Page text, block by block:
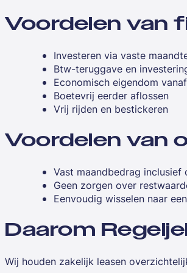
Voordelen van
Investeren via vaste
Btw-teruggave en
Economisch eigendom
Boetevrij eerder aflossen
Vrij rijden en bestickeren
Voordelen van
Vast maandbedrag inclusief
Geen zorgen over
Eenvoudig wisselen naar
Daarom
Wij houden zakelijk leasen